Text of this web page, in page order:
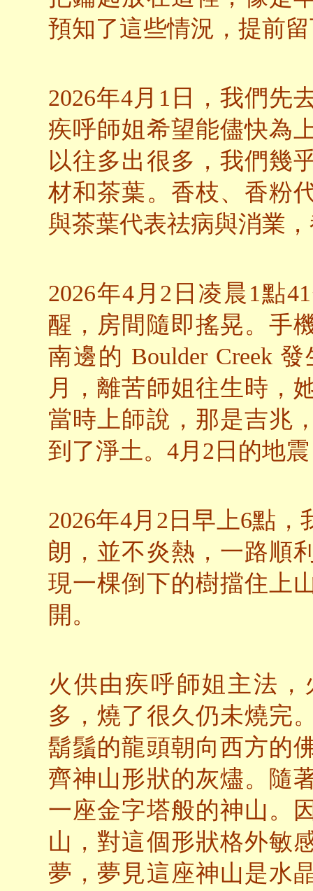
預知了這些情況，提前
2026年4月1日，我們先
疾呼師姐希望能儘快為
以往多出很多，我們幾
材和茶葉。香枝、香粉
與茶葉代表祛病與消業
2026年4月2日凌晨1點
醒，房間隨即搖晃。手
南邊的 Boulder Creek
月，離苦師姐往生時，
當時上師說，那是吉兆
到了淨土。4月2日的地
2026年4月2日早上6點
朗，並不炎熱，一路順
現一棵倒下的樹擋住上
開。
火供由疾呼師姐主法
多，燒了很久仍未燒完
鬍鬚的龍頭朝向西方的
齊神山形狀的灰燼。隨
一座金字塔般的神山。
山，對這個形狀格外敏
夢，夢見這座神山是水